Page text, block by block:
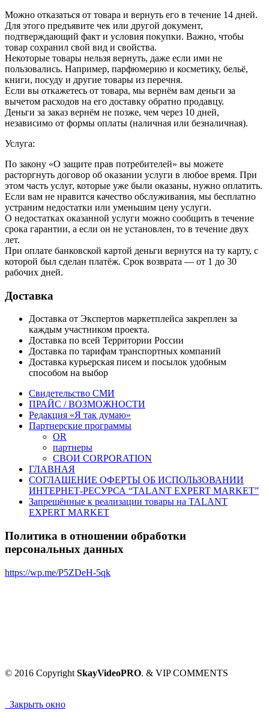
Можно отказаться от товара и вернуть его в течение 14 дней.
Для этого предъявите чек или другой документ,
подтверждающий факт и условия покупки. Важно, чтобы
товар сохранил свой вид и свойства.
Некоторые товары нельзя вернуть, даже если ими не
пользовались. Например, парфюмерию и косметику, бельё,
книги, посуду и другие товары из перечня.
Если вы откажетесь от товара, мы вернём вам деньги за
вычетом расходов на его доставку обратно продавцу.
Деньги за заказ вернём не позже, чем через 10 дней,
независимо от формы оплаты (наличная или безналичная).
Услуга:
По закону «О защите прав потребителей» вы можете
расторгнуть договор об оказании услуги в любое время. При
этом часть услуг, которые уже были оказаны, нужно оплатить.
Если вам не нравится качество обслуживания, мы бесплатно
устраним недостатки или уменьшим цену услуги.
О недостатках оказанной услуги можно сообщить в течение
срока гарантии, а если он не установлен, то в течение двух
лет.
При оплате банковской картой деньги вернутся на ту карту, с
которой был сделан платёж. Срок возврата — от 1 до 30
рабочих дней.
Доставка
Доставка от Экспертов маркетплейса закреплен за
каждым участником проекта.
Доставка по всей Территории России
Доставка по тарифам транспортных компаний
Доставка курьерская писем и посылок удобным
способом на выбор
Свидетельство СМИ
ПРАЙС / ВОЗМОЖНОСТИ
Редакция «Я так думаю»
Партнерские программы
OR
партнеры
СВОИ CORPORATION
ГЛАВНАЯ
СОГЛАШЕНИЕ ОФЕРТЫ ОБ ИСПОЛЬЗОВАНИИ
ИНТЕРНЕТ-РЕСУРСА “TALANT EXPERT MARKET”
Запрещённые к реализации товары на TALANT
EXPERT MARKET
Политика в отношении обработки
персональных данных
https://wp.me/P5ZDeH-5qk
© 2016 Copyright SkayVideoPRO. & VIP COMMENTS
Закрыть окно